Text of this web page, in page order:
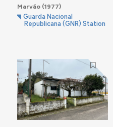
Marvão(1977)
Guarda Nacional
Republicana (GNR) Station